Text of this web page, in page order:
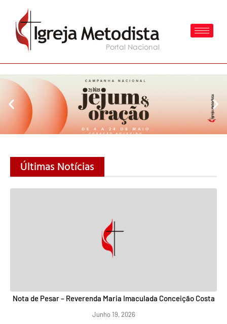
Últimas Notícias
Nota de Pesar – Reverenda Maria Imaculada Conceição Costa
Junho 19, 2026